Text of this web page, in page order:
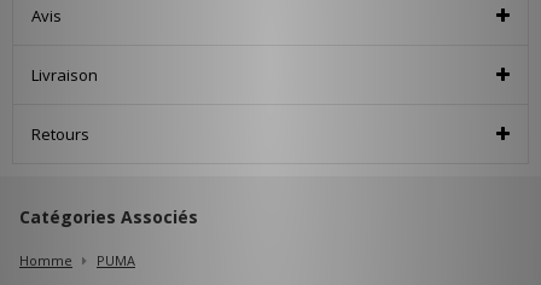
Avis
Livraison
Retours
Catégories Associés
Homme
PUMA